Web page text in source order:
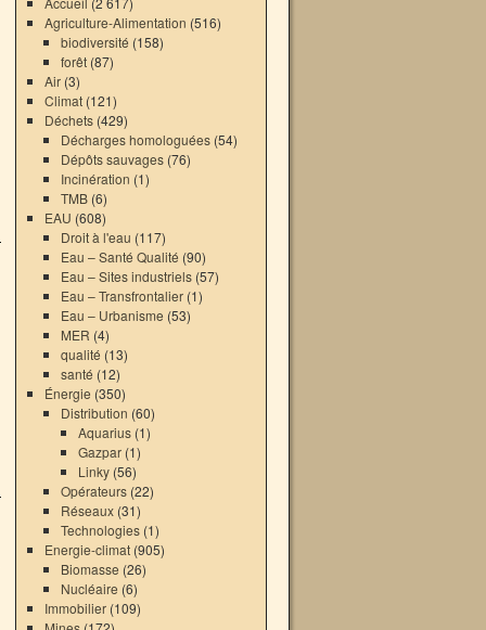
Agriculture-Alimentation (516)
biodiversité (158)
forêt (87)
Air(3)
Climat(121)
Déchets(429)
Décharges homologuées (54)
Dépôts sauvages (76)
Incinération (1)
TMB (6)
EAU (608)
Droit à l'eau (117)
Eau – Santé Qualité (90)
Eau – Sites industriels (57)
Eau – Transfrontalier (1)
Eau – Urbanisme (53)
MER (4)
qualité (13)
santé (12)
Énergie (350)
Distribution (60)
Aquarius(1)
Gazpar(1)
Linky(56)
Opérateurs (22)
Réseaux (31)
Technologies (1)
Energie-climat(905)
Biomasse (26)
Nucléaire (6)
Immobilier(109)